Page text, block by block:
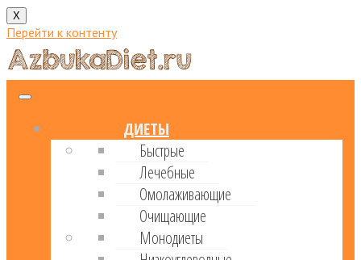
X
Перейти к контенту
ДИЕТЫ
Быстрые
Лечебные
Омолаживающие
Очищающие
Монодиеты